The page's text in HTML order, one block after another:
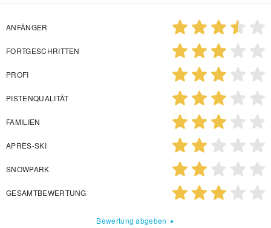
ANFÄNGER
FORTGESCHRITTEN
PROFI
PISTENQUALITÄT
FAMILIEN
APRÈS-SKI
SNOWPARK
GESAMTBEWERTUNG
Bewertung abgeben